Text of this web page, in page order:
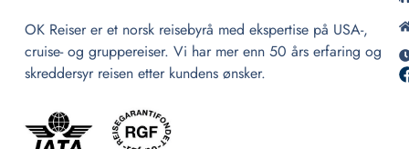
OK Reiser er et norsk reisebyrå med ekspertise på USA-,
cruise- og gruppereiser. Vi har mer enn 50 års erfaring og
skreddersyr reisen etter kundens ønsker.